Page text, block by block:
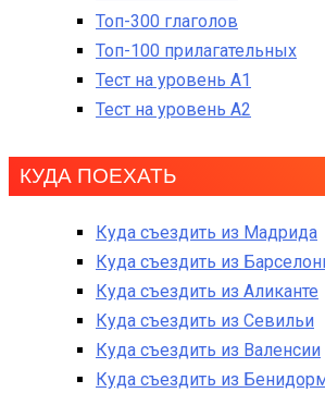
Топ-300 глаголов
Топ-100 прилагательных
Тест на уровень A1
Тест на уровень A2
КУДА ПОЕХАТЬ
Куда съездить из Мадрида
Куда съездить из
Куда съездить из Аликанте
Куда съездить из Севильи
Куда съездить из Валенсии
Куда съездить из